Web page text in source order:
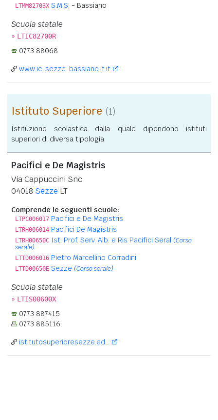
LTMM82703X S.M.S. - Bassiano
Scuola statale
» LTIC82700R
0773 88068
www.ic-sezze-bassiano.lt.it
Istituto Superiore (1)
Istituzione scolastica dalla quale dipendono istituti
superiori di diversa tipologia.
Pacifici e De Magistris
Via Cappuccini Snc
04018 Sezze LT
Comprende le seguenti scuole:
LTPC006017 Pacifici e De Magistris
LTRH006014 Pacifici De Magistris
LTRH00650C Ist. Prof. Serv. Alb. e Ris Pacifici Seral (Corso
serale)
LTTD006016 Pietro Marcellino Corradini
LTTD00650E Sezze (Corso serale)
Scuola statale
» LTIS00600X
0773 887415
0773 885116
istitutosuperioresezze.ed...